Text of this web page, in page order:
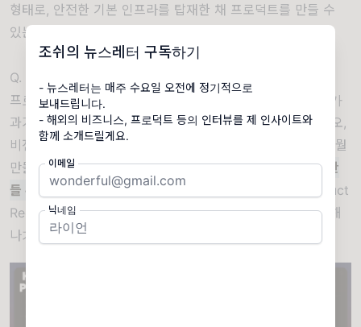
조쉬의 뉴스레터 구독하기
- 뉴스레터는 매주 수요일 오전에 정기적으로
보내드립니다.
- 해외의 비즈니스, 프로덕트 등의 인터뷰를 제 인사이트와
함께 소개드릴게요.
이메일
닉네임
형태로, 안전한 기본 인프라를 탑재한 채 프로덕트를 만들 수
있는 인프라를 구현해 놨어요.
Q. 구체적으로 어떻게 작동하나요?
프로덕트 크리에이트라는 스킬을 사용하면, 기본적으로 제가
과거에 경험했던 외주 개발 프로세스를 따라갑니다. 시나리오,
비전, 목적 — 이런 것들을 따라가고, 어떤 스펙을 사용해서 뭘
만들지까지 개발에 대해 구체적으로 알지 못해도 안전하게 만
들 수 있는 프로세스를 구현해 놨습니다.
일종의 PRD(Product
Requirements Document, 제품 요구사항 문서)를 구체화해
나가는 거예요.